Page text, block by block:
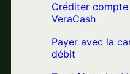
Créditer compte
VeraCash
Payer avec la
débit